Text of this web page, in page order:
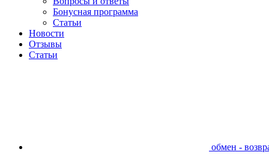
Бонусная программа
Статьи
Новости
Отзывы
Статьи
обмен -